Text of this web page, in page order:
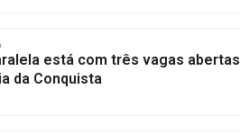
está com três vagas abertas
da Conquista